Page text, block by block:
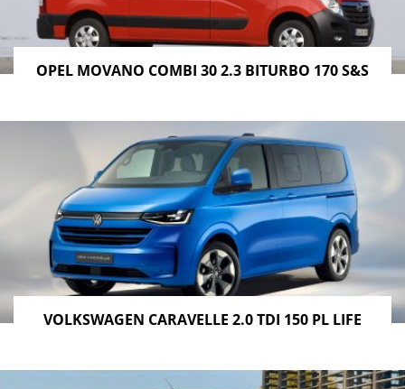
OPEL MOVANO COMBI 30 2.3 BITURBO 170 S&S
VOLKSWAGEN CARAVELLE 2.0 TDI 150 PL LIFE